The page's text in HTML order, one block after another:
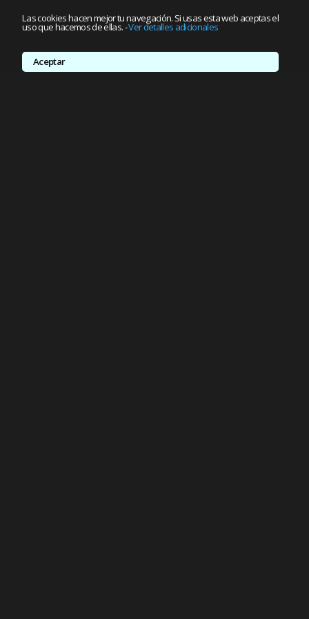
Las cookies hacen mejor tu navegación. Si usas esta web aceptas el
uso que hacemos de ellas.-Ver detalles adicionales
Aceptar